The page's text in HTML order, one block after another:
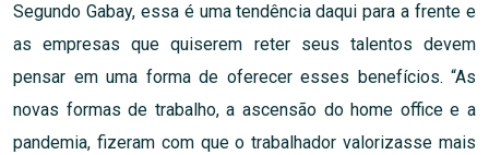
Segundo Gabay, essa é uma tendência daqui para a frente e
as empresas que quiserem reter seus talentos devem
pensar em uma forma de oferecer esses benefícios. “As
novas formas de trabalho, a ascensão do home office e a
pandemia, fizeram com que o trabalhador valorizasse mais